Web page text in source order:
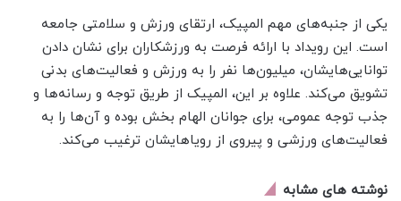
یکی از جنبه‌های مهم المپیک، ارتقای ورزش و سلامتی جامعه
است. این رویداد با ارائه فرصت به ورزشکاران برای نشان دادن
توانایی‌هایشان، میلیون‌ها نفر را به ورزش و فعالیت‌های بدنی
تشویق می‌کند. علاوه بر این، المپیک از طریق توجه و رسانه‌ها و
جذب توجه عمومی، برای جوانان الهام بخش بوده و آن‌ها را به
فعالیت‌های ورزشی و پیروی از رویاهایشان ترغیب می‌کند.
نوشته های مشابه